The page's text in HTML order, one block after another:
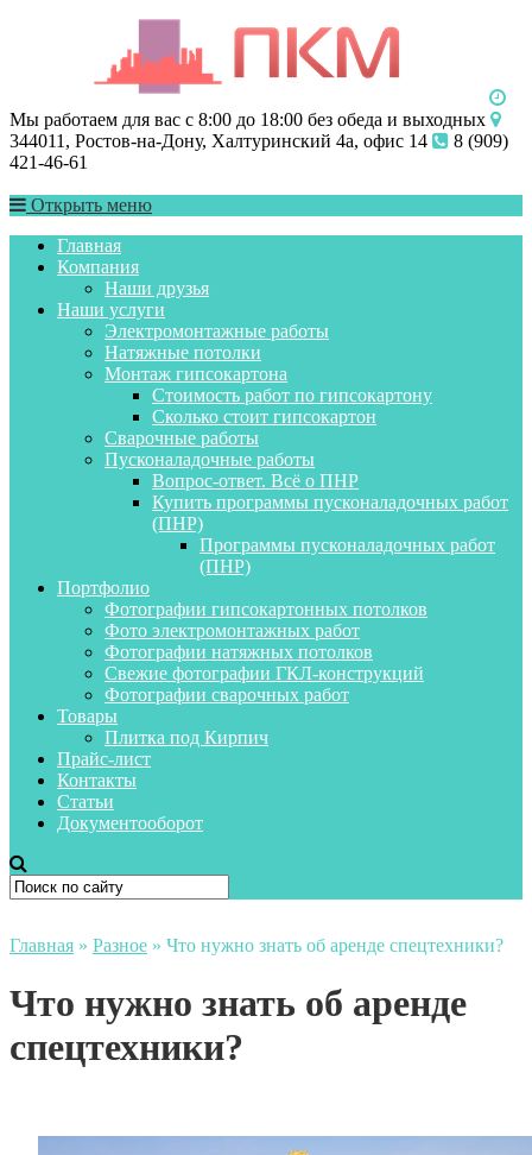
Мы работаем для вас с 8:00 до 18:00 без обеда и выходных
344011, Ростов-на-Дону, Халтуринский 4а, офис 14
8 (909)
421-46-61
Открыть меню
Главная
Компания
Наши друзья
Наши услуги
Электромонтажные работы
Натяжные потолки
Монтаж гипсокартона
Стоимость работ по гипсокартону
Сколько стоит гипсокартон
Сварочные работы
Пусконаладочные работы
Вопрос-ответ. Всё о ПНР
Купить программы пусконаладочных работ
(ПНР)
Программы пусконаладочных работ
(ПНР)
Портфолио
Фотографии гипсокартонных потолков
Фото электромонтажных работ
Фотографии натяжных потолков
Свежие фотографии ГКЛ-конструкций
Фотографии сварочных работ
Товары
Плитка под Кирпич
Прайс-лист
Контакты
Статьи
Документооборот
Главная » Разное » Что нужно знать об аренде спецтехники?
Что нужно знать об аренде
спецтехники?